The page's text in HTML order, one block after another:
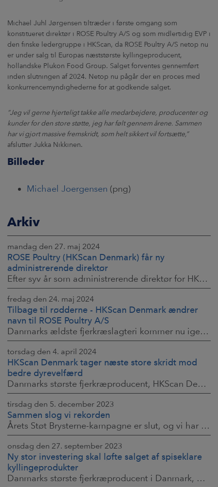
Michael Juhl Jørgensen tiltræder i første omgang som
konstitueret direktør i ROSE Poultry A/S og som midlertidig EVP i
den finske ledergruppe i HKScan, da ROSE Poultry A/S netop nu
er under salg til Europas næststørste kyllingeproducent,
hollandske Plukon Food Group. Salget forventes gennemført
inden slutningen af 2024. Netop nu pågår der en proces med
konkurrencemyndighederne for at godkende salget.
”Jeg vil gerne hjerteligt takke alle medarbejdere, producenter og
kunder for den store støtte, jeg har følt gennem årene. Sammen
har vi gjort massive fremskridt, som helt sikkert vil fortsætte,”
afslutter Jukka Nikkinen.
Billeder
Michael Joergensen (png)
Arkiv
mandag den 27. maj 2024
ROSE Poultry (HKScan Denmark) får ny
administrerende direktør
Efter syv år som administrerende direktør for HKScan Denmark, har Jukka Nikkinen besluttet at træde tilbage og overgive posten til nuværende produktionsdirektør
fredag den 24. maj 2024
Tilbage til rødderne - HKScan Denmark ændrer
navn til ROSE Poultry A/S
Danmarks ældste fjerkræslagteri kommer nu igen til at hedde ROSE Poultry.
torsdag den 4. april 2024
HKScan Denmark tager næste store skridt mod
bedre dyrevelfærd
Danmarks største fjerkræproducent, HKScan Denmark, der producerer Danmarks ældste kyllingebrand ROSE Kylling, begynder nu, som den første fødevareproducent
tirsdag den 5. december 2023
Sammen slog vi rekorden
Årets Støt Brysterne-kampagne er slut, og vi har nu talt beløbet op. I fællesskab med de danske forbrugere har vi i år samlet hele 941.119 kroner ind,
onsdag den 27. september 2023
Ny stor investering skal løfte salget af spiseklare
kyllingeprodukter
Danmarks største fjerkræproducent i Danmark, HKScan Denmark, der til daglig primært lever af at levere højkvalitets ferske og frosne kyllinger til danske